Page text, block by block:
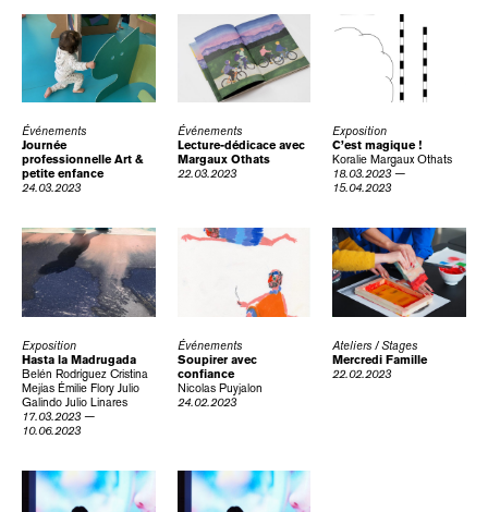
Événements
Journée
professionnelle Art &
petite enfance
24.03.2023
Événements
Lecture-dédicace avec
Margaux Othats
22.03.2023
Exposition
C’est magique !
Koralie Margaux Othats
18.03.2023 —
15.04.2023
Exposition
Hasta la Madrugada
Belén Rodríguez Cristina
Mejías Émilie Flory Julio
Galindo Julio Linares
17.03.2023 —
10.06.2023
Événements
Soupirer avec
confiance
Nicolas Puyjalon
24.02.2023
Ateliers / Stages
Mercredi Famille
22.02.2023